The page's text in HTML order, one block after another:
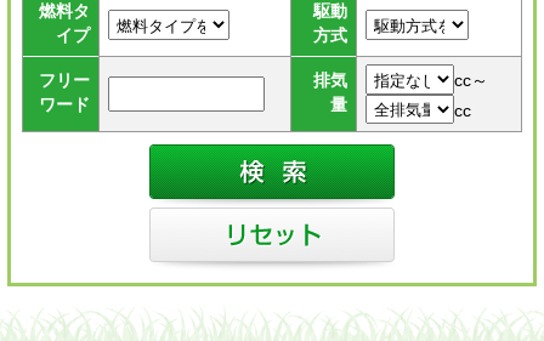
燃料タ
イプ
駆動
方式
フリー
ワード
排気
量
cc～
cc